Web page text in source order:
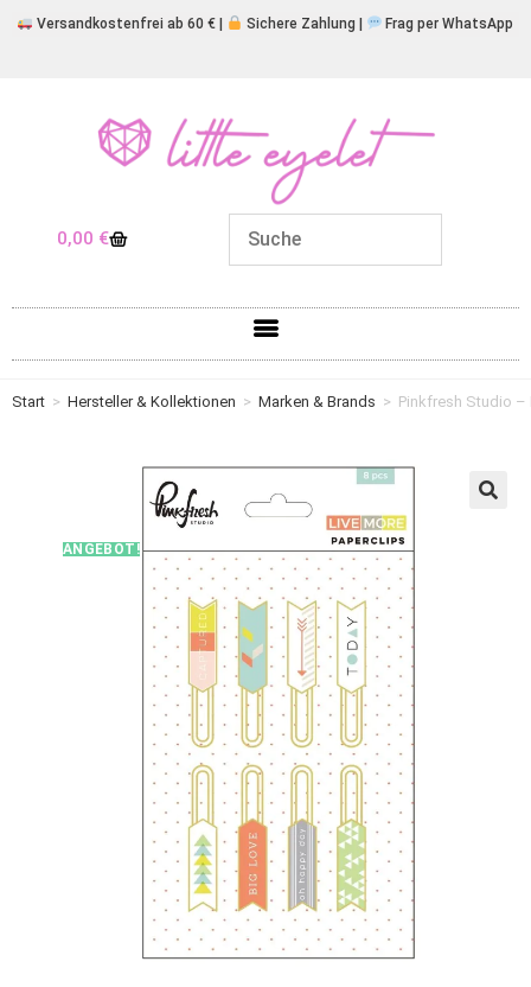
Versandkostenfrei ab 60 € | Sichere Zahlung | Frag per WhatsApp
0,00 €
Start > Hersteller & Kollektionen > Marken & Brands > Pinkfresh Studio –
ANGEBOT!